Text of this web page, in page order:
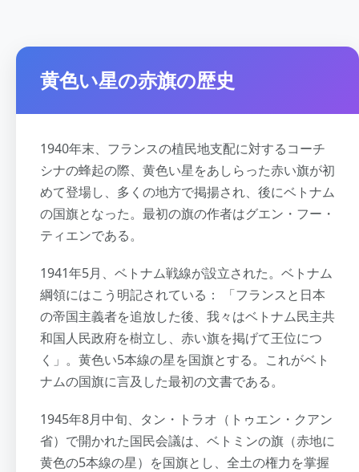
黄色い星の赤旗の歴史
1940年末、フランスの植民地支配に対するコーチ
シナの蜂起の際、黄色い星をあしらった赤い旗が初
めて登場し、多くの地方で掲揚され、後にベトナム
の国旗となった。最初の旗の作者はグエン・フー・
ティエンである。
1941年5月、ベトナム戦線が設立された。ベトナム
綱領にはこう明記されている： 「フランスと日本
の帝国主義者を追放した後、我々はベトナム民主共
和国人民政府を樹立し、赤い旗を掲げて王位につ
く」。黄色い5本線の星を国旗とする。これがベト
ナムの国旗に言及した最初の文書である。
1945年8月中旬、タン・トラオ（トゥエン・クアン
省）で開かれた国民会議は、ベトミンの旗（赤地に
黄色の5本線の星）を国旗とし、全土の権力を掌握